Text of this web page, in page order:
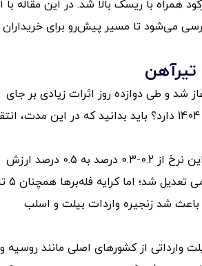
همراه با ریسک بالا شد. در این مقاله با
می‌شود تا مسیر پیش‌رو برای خریداران
هسته‌ای ایران آغاز شد و طی دوازده روز اثرات زیادی بر جای
گذاشت؛ اما این موضوع چه ارتباطی با قیمت فولاد و تحلیل قیمت تیرآهن در تیر 1404 دارد؟ باید بدانید که در این
واکنش موشکی ایران نیز موجب افزایش ناگهانی نرخ بیمه کشتی‌های فله‌بر شد و این نرخ از 0.2-0.3 درصد به 0.5 درصد ارزش
باعث شد زنجیره واردات بیلت و اسلب
وارداتی از کشورهای اصلی مانند روسیه و